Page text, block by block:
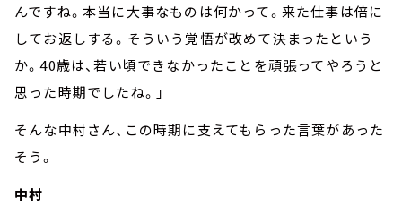
んですね。本当に大事なものは何かって。来た仕事は倍に
してお返しする。そういう覚悟が改めて決まったという
か。40歳は、若い頃できなかったことを頑張ってやろうと
思った時期でしたね。」
そんな中村さん、この時期に支えてもらった言葉があった
そう。
中村